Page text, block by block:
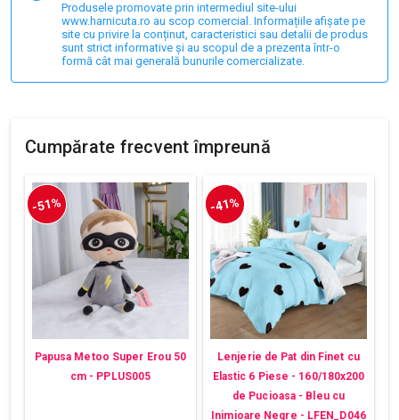
Produsele promovate prin intermediul site-ului
www.harnicuta.ro au scop comercial. Informațiile afișate pe
site cu privire la conținut, caracteristici sau detalii de produs
sunt strict informative și au scopul de a prezenta într-o
formă cât mai generală bunurile comercializate.
Cumpărate frecvent împreună
-51%
Papusa Metoo Super Erou 50
cm - PPLUS005
-41%
Lenjerie de Pat din Finet cu
Elastic 6 Piese - 160/180x200
de Pucioasa - Bleu cu
Inimioare Negre - LFEN_D046